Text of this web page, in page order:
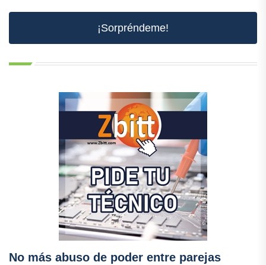
¡Sorpréndeme!
No más abuso de poder entre parejas